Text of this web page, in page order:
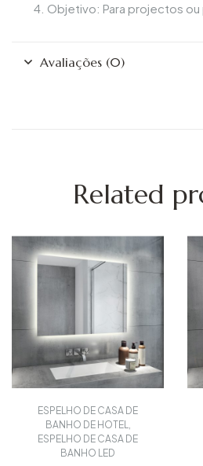
Objetivo: Para projectos
Avaliações (0)
Related
ESPELHO DE CASA DE
BANHO DE HOTEL,
ESPELHO DE CASA DE
BANHO LED